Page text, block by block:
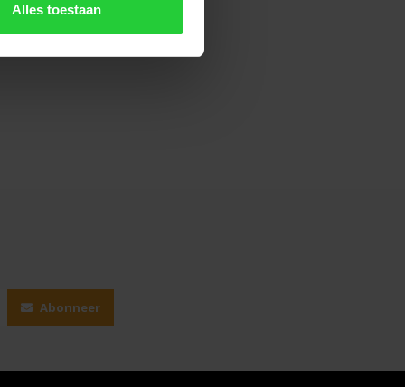
Alles toestaan
Abonneer